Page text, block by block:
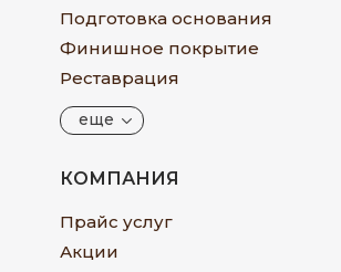
Подготовка основания
Финишное покрытие
Реставрация
еще
КОМПАНИЯ
Прайс услуг
Акции